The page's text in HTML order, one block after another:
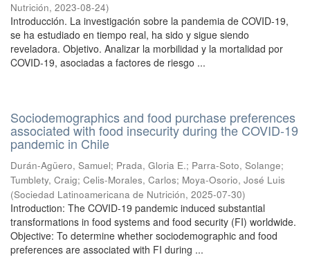
Nutrición, 2023-08-24)
Introducción. La investigación sobre la pandemia de COVID-19,
se ha estudiado en tiempo real, ha sido y sigue siendo
reveladora. Objetivo. Analizar la morbilidad y la mortalidad por
COVID-19, asociadas a factores de riesgo ...
Sociodemographics and food purchase preferences
associated with food insecurity during the COVID-19
pandemic in Chile
Durán-Agüero, Samuel; Prada, Gloria E.; Parra-Soto, Solange;
Tumblety, Craig; Celis-Morales, Carlos; Moya-Osorio, José Luis
(Sociedad Latinoamericana de Nutrición, 2025-07-30)
Introduction: The COVID-19 pandemic induced substantial
transformations in food systems and food security (FI) worldwide.
Objective: To determine whether sociodemographic and food
preferences are associated with FI during ...